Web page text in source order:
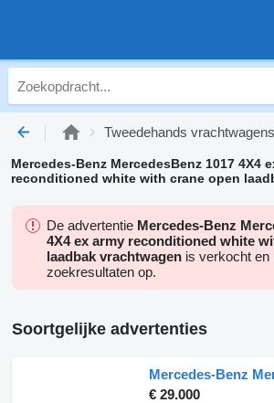
Tweedehands vrachtwagens
Mercedes-Benz MercedesBenz 1017 4X4
reconditioned white with crane open
De advertentie Mercedes-Benz
4X4 ex army reconditioned white
laadbak vrachtwagen is verkocht en
zoekresultaten op.
Soortgelijke advertenties
€ 29.000